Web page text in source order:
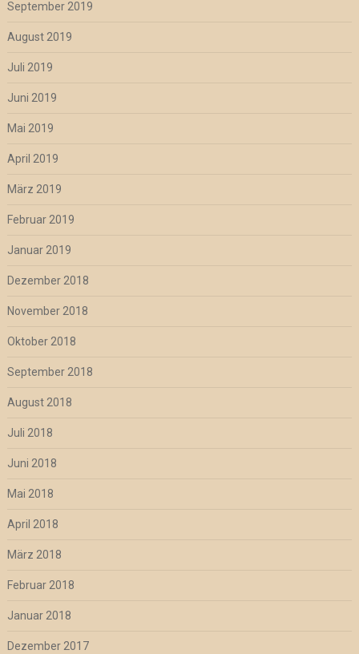
September 2019
August 2019
Juli 2019
Juni 2019
Mai 2019
April 2019
März 2019
Februar 2019
Januar 2019
Dezember 2018
November 2018
Oktober 2018
September 2018
August 2018
Juli 2018
Juni 2018
Mai 2018
April 2018
März 2018
Februar 2018
Januar 2018
Dezember 2017